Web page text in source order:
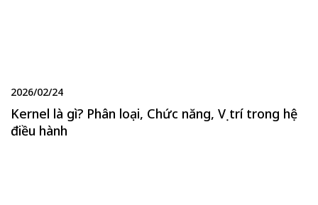
2026/02/24
Kernel là gì? Phân loại, Chức năng, Vị trí trong hệ
điều hành